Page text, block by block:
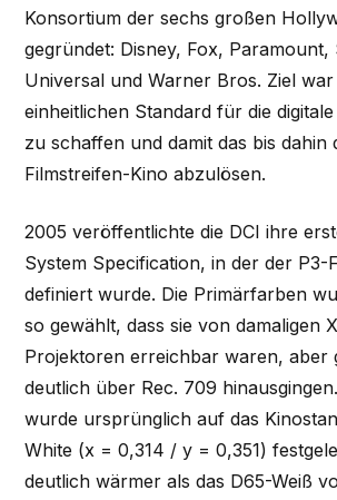
Konsortium der sechs großen
gegründet: Disney, Fox, Paramount,
Universal und Warner Bros. Ziel
einheitlichen Standard für die
zu schaffen und damit das bis dahin
Filmstreifen-Kino abzulösen.
2005 veröffentlichte die DCI ihre
System Specification, in der der P3-
definiert wurde. Die Primärfarben
so gewählt, dass sie von damaligen
Projektoren erreichbar waren, aber
deutlich über Rec. 709
wurde ursprünglich auf das
White (x = 0,314 / y = 0,351)
deutlich wärmer als das D65-Weiß